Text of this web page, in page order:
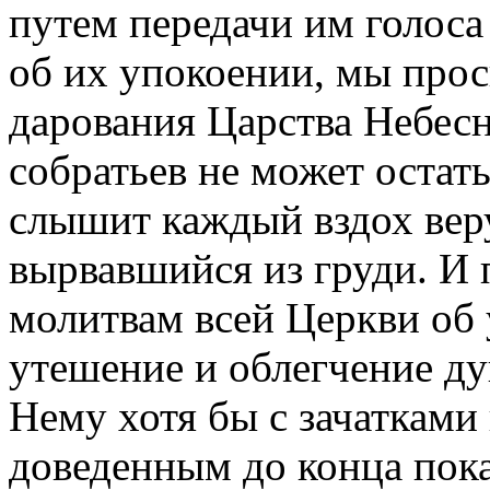
путем передачи им
об их упокоении, мы
дарования Царства
собратьев не может
слышит каждый вздох
вырвавшийся из груди.
молитвам всей Церкви
утешение и облегчение
Нему хотя бы с
доведенным до конца